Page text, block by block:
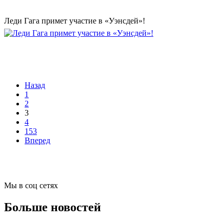
Леди Гага примет участие в «Уэнсдей»!
Назад
1
2
3
4
153
Вперед
Мы в соц сетях
Больше новостей